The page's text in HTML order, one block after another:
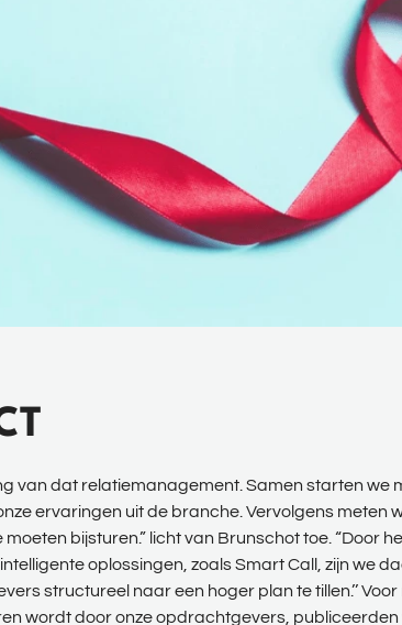
van dat relatiemanagement. Samen starten we
ervaringen uit de branche. Vervolgens meten
bijsturen.” licht van Brunschot toe. “Door
oplossingen, zoals Smart Call, zijn we
structureel naar een hoger plan te tillen.’’ Voor
wordt door onze opdrachtgevers, publiceerden